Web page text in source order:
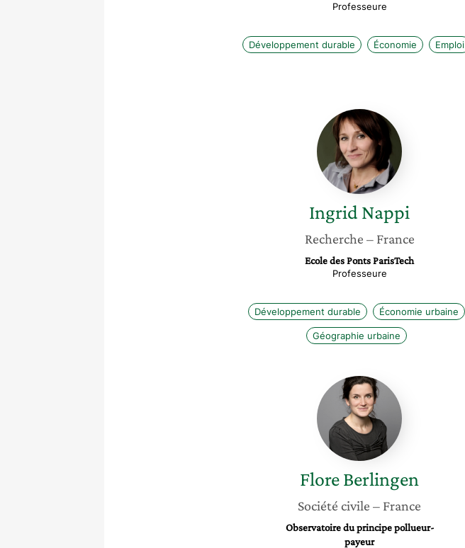
Professeure
Développement durable Économie Emploi
Ingrid
Nappi
Ingrid Nappi
Recherche – France
Ecole des Ponts ParisTech
Professeure
Développement durable Économie urbaine
Géographie urbaine
Flore
Berlingen
FloreBerlingen
Société civile – France
Observatoire du principe pollueur-
payeur